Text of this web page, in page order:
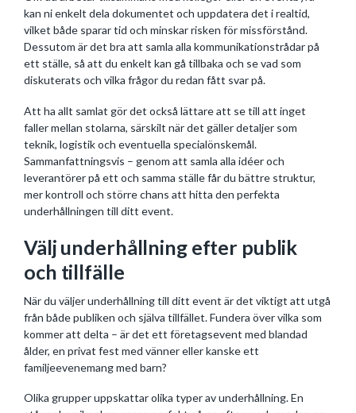
kan ni enkelt dela dokumentet och uppdatera det i realtid,
vilket både sparar tid och minskar risken för missförstånd.
Dessutom är det bra att samla alla kommunikationstrådar på
ett ställe, så att du enkelt kan gå tillbaka och se vad som
diskuterats och vilka frågor du redan fått svar på.
Att ha allt samlat gör det också lättare att se till att inget
faller mellan stolarna, särskilt när det gäller detaljer som
teknik, logistik och eventuella specialönskemål.
Sammanfattningsvis – genom att samla alla idéer och
leverantörer på ett och samma ställe får du bättre struktur,
mer kontroll och större chans att hitta den perfekta
underhållningen till ditt event.
Välj underhållning efter publik
och tillfälle
När du väljer underhållning till ditt event är det viktigt att utgå
från både publiken och själva tillfället. Fundera över vilka som
kommer att delta – är det ett företagsevent med blandad
ålder, en privat fest med vänner eller kanske ett
familjeevenemang med barn?
Olika grupper uppskattar olika typer av underhållning. En